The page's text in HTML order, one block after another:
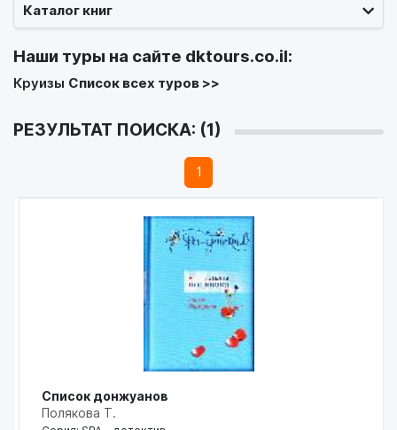
Каталог книг
Наши туры на сайте dktours.co.il:
Круизы Список всех туров >>
РЕЗУЛЬТАТ ПОИСКА: (1)
1
Список донжуанов
Полякова Т.